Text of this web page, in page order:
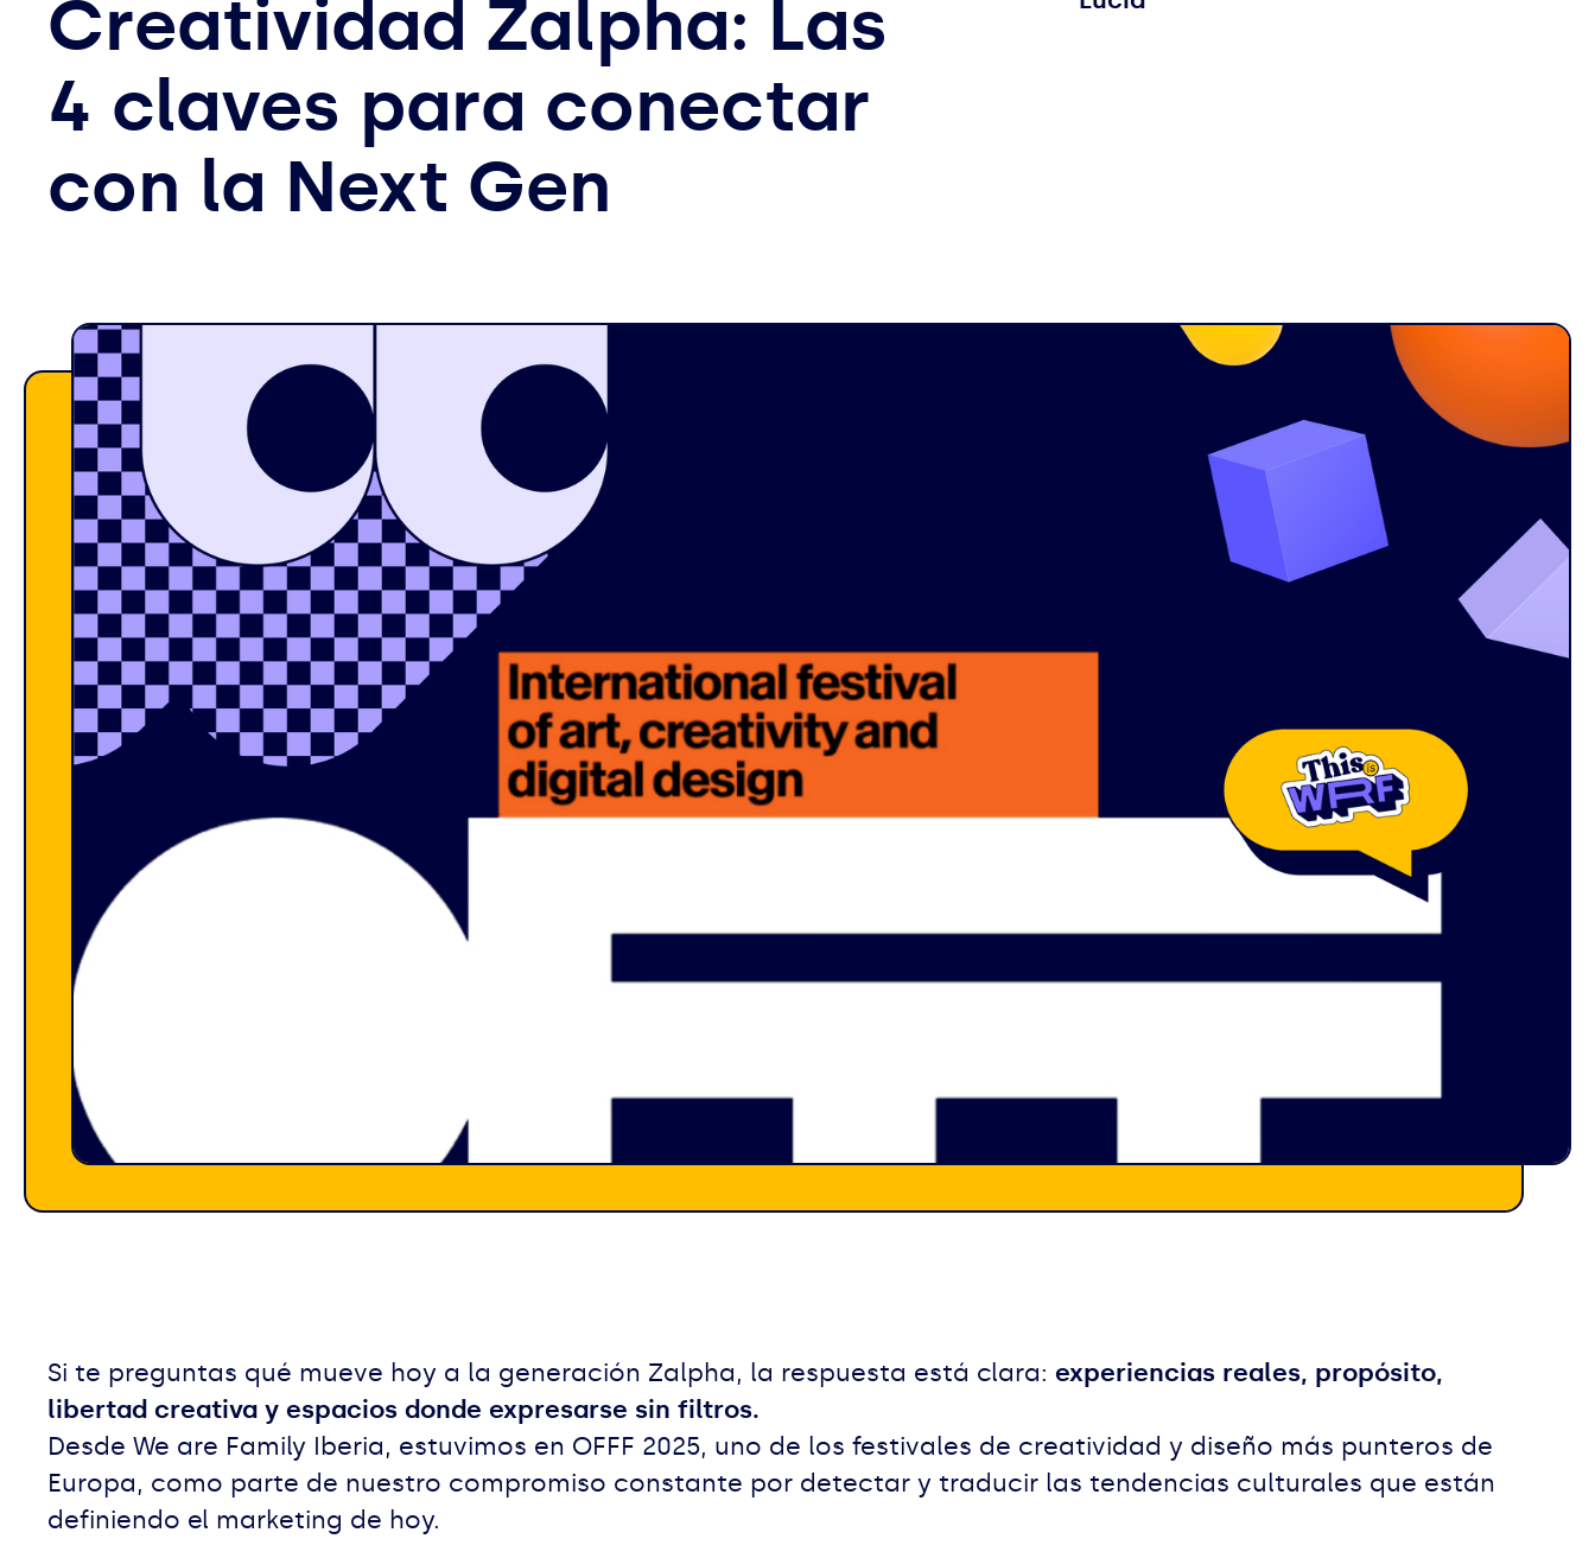
Creatividad Zalpha: Las
4 claves para conectar
con la Next Gen
Si te preguntas qué mueve hoy a la generación Zalpha, la respuesta está clara: experiencias reales, propósito,
libertad creativa y espacios donde expresarse sin filtros.
Desde We are Family Iberia, estuvimos en OFFF 2025, uno de los festivales de creatividad y diseño más punteros de
Europa, como parte de nuestro compromiso constante por detectar y traducir las tendencias culturales que están
definiendo el marketing de hoy.